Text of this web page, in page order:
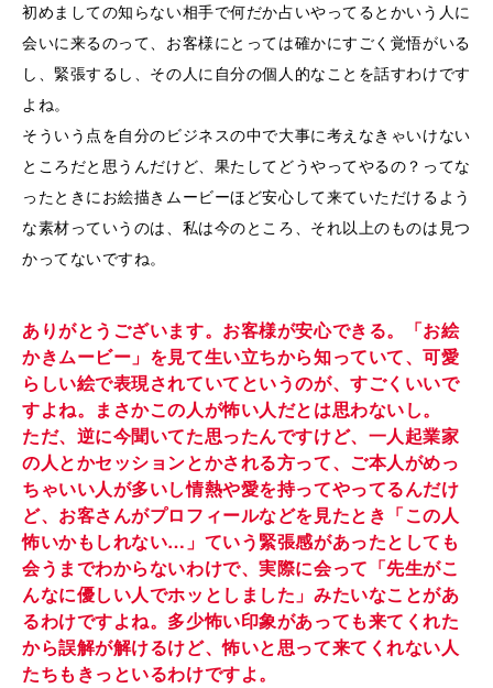
初めましての知らない相手で何だか占いやってるとかいう人に
会いに来るのって、お客様にとっては確かにすごく覚悟がいる
し、緊張するし、その人に自分の個人的なことを話すわけです
よね。
そういう点を自分のビジネスの中で大事に考えなきゃいけない
ところだと思うんだけど、果たしてどうやってやるの？ってな
ったときにお絵描きムービーほど安心して来ていただけるよう
な素材っていうのは、私は今のところ、それ以上のものは見つ
かってないですね。
ありがとうございます。お客様が安心できる。「お絵
かきムービー」を見て生い立ちから知っていて、可愛
らしい絵で表現されていてというのが、すごくいいで
すよね。まさかこの人が怖い人だとは思わないし。
ただ、逆に今聞いてた思ったんですけど、一人起業家
の人とかセッションとかされる方って、ご本人がめっ
ちゃいい人が多いし情熱や愛を持ってやってるんだけ
ど、お客さんがプロフィールなどを見たとき「この人
怖いかもしれない…」ていう緊張感があったとしても
会うまでわからないわけで、実際に会って「先生がこ
んなに優しい人でホッとしました」みたいなことがあ
るわけですよね。多少怖い印象があっても来てくれた
から誤解が解けるけど、怖いと思って来てくれない人
たちもきっといるわけですよ。